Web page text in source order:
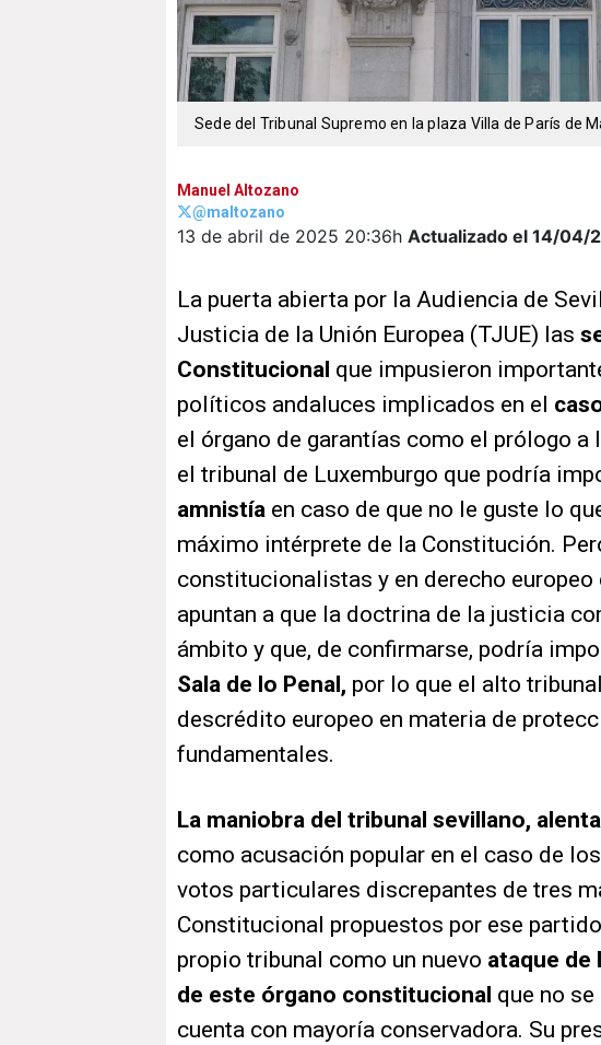
Sede del Tribunal Supremo en la plaza Villa de París de
Manuel Altozano
@maltozano
13 de abril de 2025 20:36h Actualizado el 14/04/
La puerta abierta por la Audiencia de
Justicia de la Unión Europea (TJUE) las
Constitucional que impusieron
políticos andaluces implicados en el
el órgano de garantías como el prólogo a
el tribunal de Luxemburgo que podría
amnistía en caso de que no le guste lo
máximo intérprete de la Constitución.
constitucionalistas y en derecho
apuntan a que la doctrina de la justicia
ámbito y que, de confirmarse, podría
Sala de lo Penal, por lo que el alto
descrédito europeo en materia de
fundamentales.
La maniobra del tribunal sevillano,
como acusación popular en el caso de
votos particulares discrepantes de tres
Constitucional propuestos por ese
propio tribunal como un nuevo ataque de
de este órgano constitucional que no
cuenta con mayoría conservadora. Su